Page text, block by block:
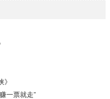
，是一座拥有2300多年灿烂文明的“中
旅“三峡牌”的主战场和最前线，《归来
一票就走”